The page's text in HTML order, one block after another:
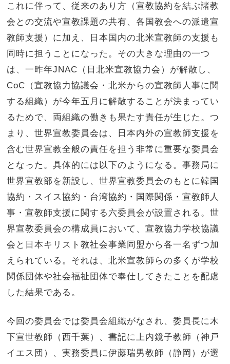
これに伴って、従来のあり方（宣教協約を結ぶ諸教
会との交流や宣教課題の共有、各国教会への派遣宣
教師支援）に加え、日本国内の北米宣教師の支援も
同時に担うことになった。その大きな理由の一つ
は、一昨年JNAC（日北米宣教協力会）が解散し、
CoC（宣教協力協議会・北米からの宣教師人事に関
する組織）が今年五月に解散することが決まってい
るためで、両組織の働きも果たす責任が生じた。つ
まり、世界宣教委員会は、日本内外の宣教師支援を
含む世界宣教全般の責任を担う非常に重要な委員会
となった。具体的には以下のようになる。事務局に
世界宣教部を新設し、世界宣教委員会のもとに韓国
協約・スイス協約・台湾協約・国際関係・宣教師人
事・宣教師支援に関する六委員会が設置される。世
界宣教委員会の構成員において、宣教協力学校協議
会と日本キリスト教社会事業同盟から各一名ずつ加
えられている。それは、北米宣教師らの多くが学校
関係団体や社会福祉団体で奉仕してきたことを配慮
した結果である。
今回の委員会では委員会組織がなされ、委員長に木
下宣世教師（西千葉）、書記に上内鏡子教師（神戸
イエス団）、実務委員に伊藤瑞男教師（静岡）が選